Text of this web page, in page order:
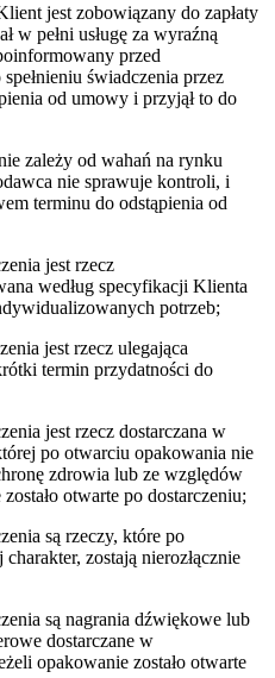
jest zobowiązany do zapłaty
w pełni usługę za wyraźną
przed
świadczenia przez
od umowy i przyjął to do
zależy od wahań na rynku
nie sprawuje kontroli, i
terminu do odstąpienia od
jest rzecz
według specyfikacji Klienta
potrzeb;
jest rzecz ulegająca
termin przydatności do
jest rzecz dostarczana w
po otwarciu opakowania nie
zdrowia lub ze względów
otwarte po dostarczeniu;
są rzeczy, które po
zostają nierozłącznie
są nagrania dźwiękowe lub
dostarczane w
opakowanie zostało otwarte